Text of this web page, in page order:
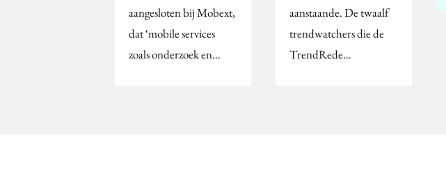
aangesloten bij Mobext,
dat ‘mobile services
zoals onderzoek en…
aanstaande. De twaalf
trendwatchers die de
TrendRede…